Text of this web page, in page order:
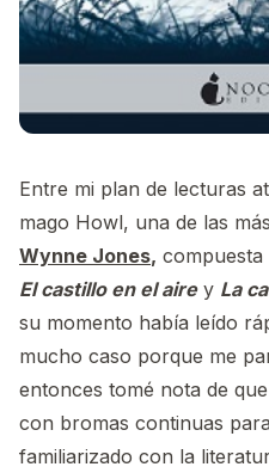
Entre mi plan de lecturas
mago Howl, una de las
Wynne Jones,
El castillo en el airey La
su momento había leído
mucho caso porque me
entonces tomé nota de
con bromas continuas
familiarizado con la